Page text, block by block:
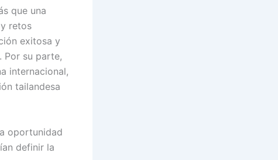
que una
retos
exitosa y
Por su parte,
internacional,
tailandesa
oportunidad
definir la